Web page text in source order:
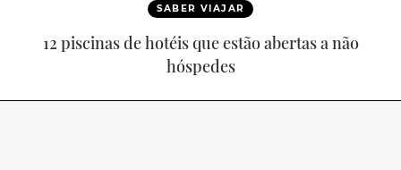
SABER VIAJAR
12 piscinas de hotéis que estão abertas a não
hóspedes